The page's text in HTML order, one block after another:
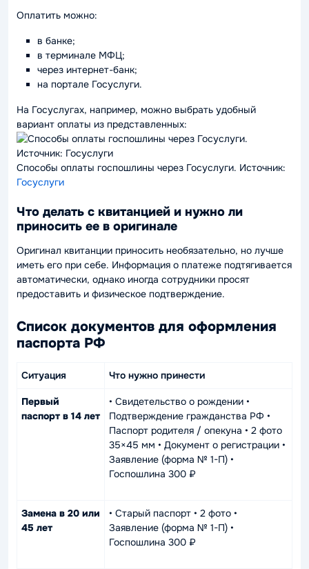
Оплатить можно:
в банке;
в терминале МФЦ;
через интернет-банк;
на портале Госуслуги.
На Госуслугах, например, можно выбрать удобный
вариант оплаты из представленных:
Способы оплаты госпошлины через Госуслуги. Источник:
Госуслуги
Что делать с квитанцией и нужно ли
приносить ее в оригинале
Оригинал квитанции приносить необязательно, но лучше
иметь его при себе. Информация о платеже подтягивается
автоматически, однако иногда сотрудники просят
предоставить и физическое подтверждение.
Список документов для оформления
паспорта РФ
Ситуация Что нужно принести
Первый
паспорт в 14 лет
• Свидетельство о рождении •
Подтверждение гражданства РФ •
Паспорт родителя / опекуна • 2 фото
35×45 мм • Документ о регистрации •
Заявление (форма № 1-П) •
Госпошлина 300 ₽
Замена в 20 или
45 лет
• Старый паспорт • 2 фото •
Заявление (форма № 1-П) •
Госпошлина 300 ₽